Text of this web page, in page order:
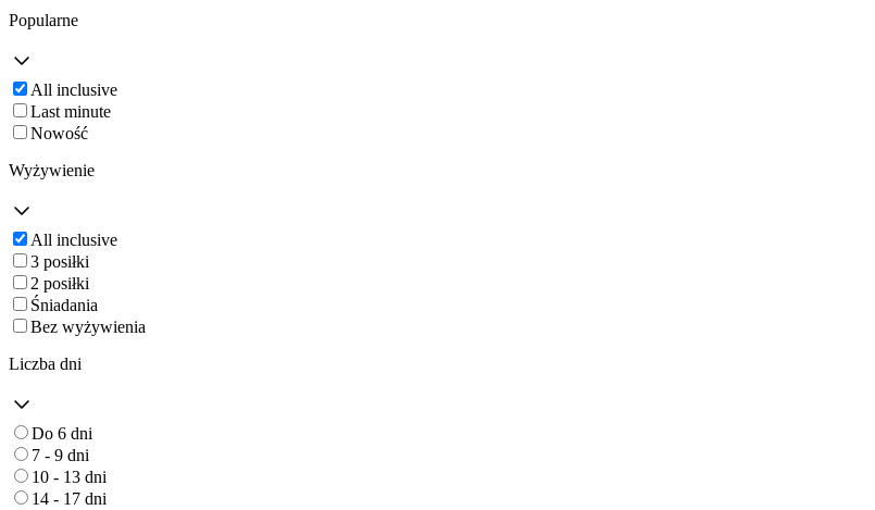
Popularne
All inclusive
Last minute
Nowość
Wyżywienie
All inclusive
3 posiłki
2 posiłki
Śniadania
Bez wyżywienia
Liczba dni
Do 6 dni
7 - 9 dni
10 - 13 dni
14 - 17 dni